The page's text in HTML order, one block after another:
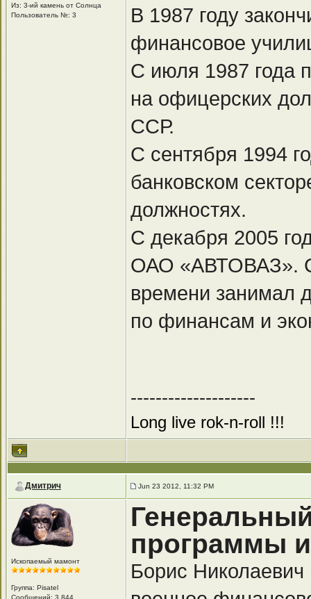
Из: 3-ий камень от Солнца
Пользователь №: 3
В 1987 году
финансовое
С июля 1987 года
на офицерских
ССР.
С сентября 1994
банковском
должностях.
С декабря 2005
ОАО «АВТОВАЗ». С
времени занимал
по финансам и
--------------------
Long live rok-n-roll !!!
Дмитрич Jun 23 2012, 11:32 PM
Ископаемый мамонт
Группа: Pisatel
Сообщений: 3,844
программы
Борис